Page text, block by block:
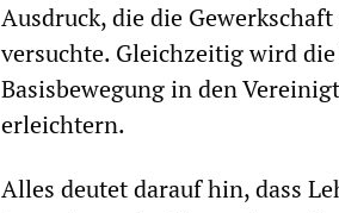
Ausdruck, die die
versuchte. Gleichzeitig wird
Basisbewegung in den
erleichtern.
Alles deutet darauf hin, dass